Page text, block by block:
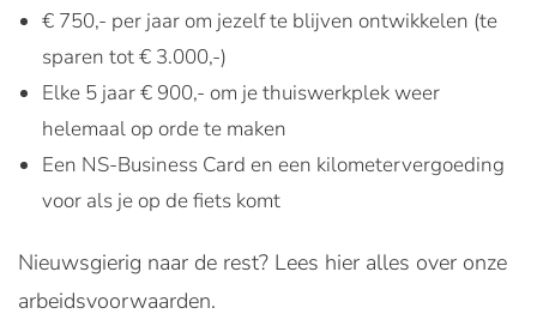
€ 750,- per jaar om jezelf te blijven ontwikkelen (te
sparen tot € 3.000,-)
Elke 5 jaar € 900,- om je thuiswerkplek weer
helemaal op orde te maken
Een NS-Business Card en een kilometervergoeding
voor als je op de fiets komt
Nieuwsgierig naar de rest? Lees hier alles over onze
arbeidsvoorwaarden.